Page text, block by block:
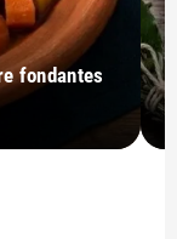
fondantes